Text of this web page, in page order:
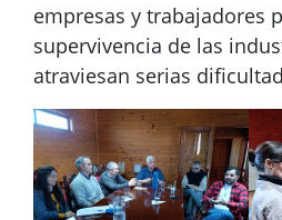
empresas y trabajadores
supervivencia de las
atraviesan serias